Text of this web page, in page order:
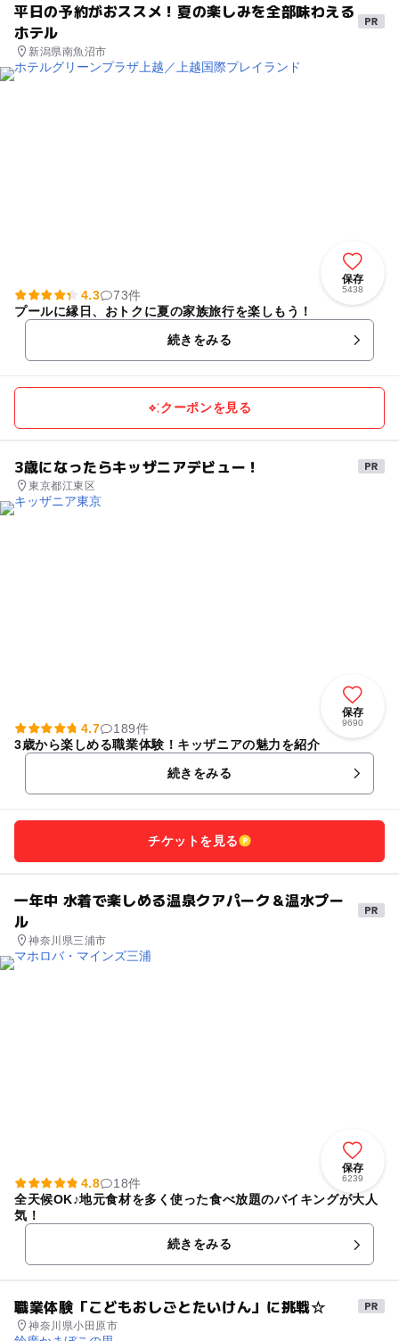
平日の予約がおススメ！夏の楽しみを全部味わえる
ホテル
新潟県南魚沼市
保存
5438
4.3
73件
プールに縁日、おトクに夏の家族旅行を楽しもう！
続きをみる
クーポンを見る
3歳になったらキッザニアデビュー！
東京都江東区
保存
9690
4.7
189件
3歳から楽しめる職業体験！キッザニアの魅力を紹介
続きをみる
チケットを見る
一年中 水着で楽しめる温泉クアパーク＆温水プー
ル
神奈川県三浦市
保存
6239
4.8
18件
全天候OK♪地元食材を多く使った食べ放題のバイキングが大人
気！
続きをみる
職業体験「こどもおしごとたいけん」に挑戦☆
神奈川県小田原市